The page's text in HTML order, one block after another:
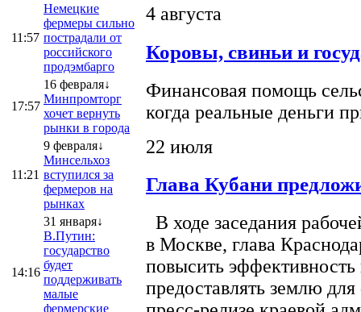
11:57
Немецкие
фермеры сильно
пострадали от
российского
продэмбарго
17:57
16 февраля↓
Минпромторг
хочет вернуть
рынки в города
11:21
9 февраля↓
Минсельхоз
вступился за
фермеров на
рынках
14:16
31 января↓
В.Путин:
государство
будет
поддерживать
малые
фермерские
4 августа
Коровы, свиньи и
Финансовая помощь
когда реальные деньги
22 июля
Глава Кубани
В ходе заседания
в Москве, глава
повысить эффективность
предоставлять землю